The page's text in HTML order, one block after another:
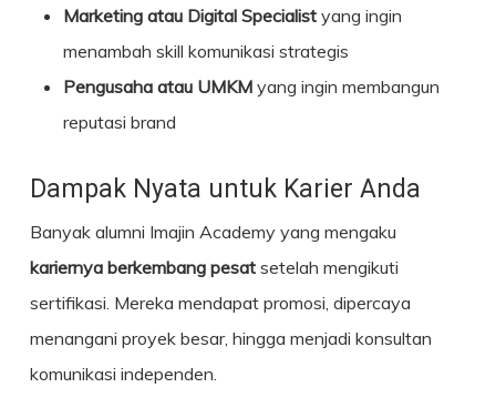
Marketing atau Digital Specialistyang ingin
menambah skill komunikasi strategis
Pengusaha atau UMKMyang ingin membangun
reputasi brand
Dampak Nyata untuk Karier Anda
Banyak alumni Imajin Academy yang mengaku
kariernya berkembang pesatsetelah mengikuti
sertifikasi. Mereka mendapat promosi, dipercaya
menangani proyek besar, hingga menjadi konsultan
komunikasi independen.